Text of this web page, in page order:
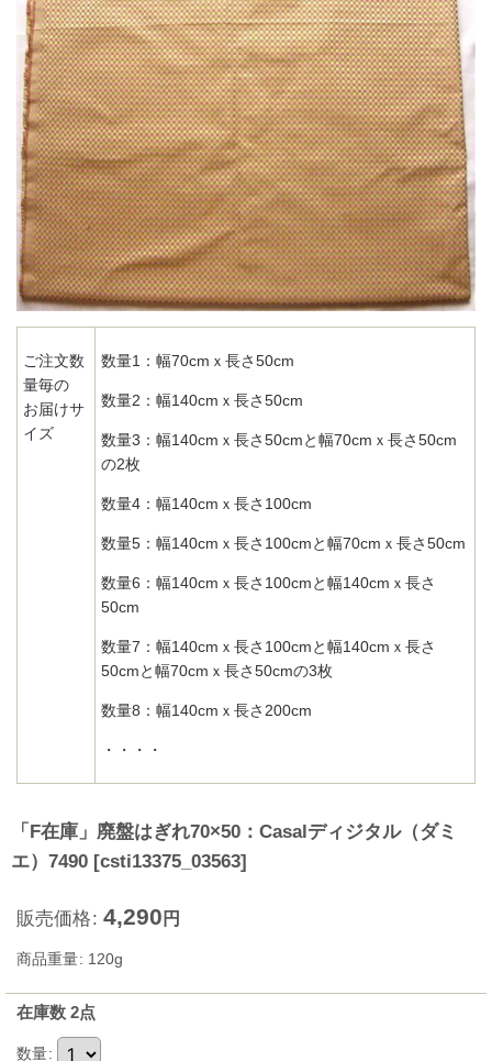
ご注文数
量毎の
お届けサ
イズ
数量1：幅70cmｘ長さ50cm
数量2：幅140cmｘ長さ50cm
数量3：幅140cmｘ長さ50cmと幅70cmｘ長さ50cm
の2枚
数量4：幅140cmｘ長さ100cm
数量5：幅140cmｘ長さ100cmと幅70cmｘ長さ50cm
数量6：幅140cmｘ長さ100cmと幅140cmｘ長さ
50cm
数量7：幅140cmｘ長さ100cmと幅140cmｘ長さ
50cmと幅70cmｘ長さ50cmの3枚
数量8：幅140cmｘ長さ200cm
・・・・
「F在庫」廃盤はぎれ70×50：Casalディジタル（ダミ
エ）7490 [csti13375_03563]
販売価格: 4,290 円
商品重量: 120g
在庫数 2点
数量: